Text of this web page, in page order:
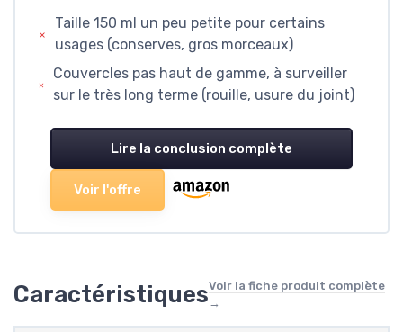
Taille 150 ml un peu petite pour certains
usages (conserves, gros morceaux)
Couvercles pas haut de gamme, à surveiller
sur le très long terme (rouille, usure du joint)
Lire la conclusion complète
Voir l'offre
CaractéristiquesVoir la fiche produit complète
→